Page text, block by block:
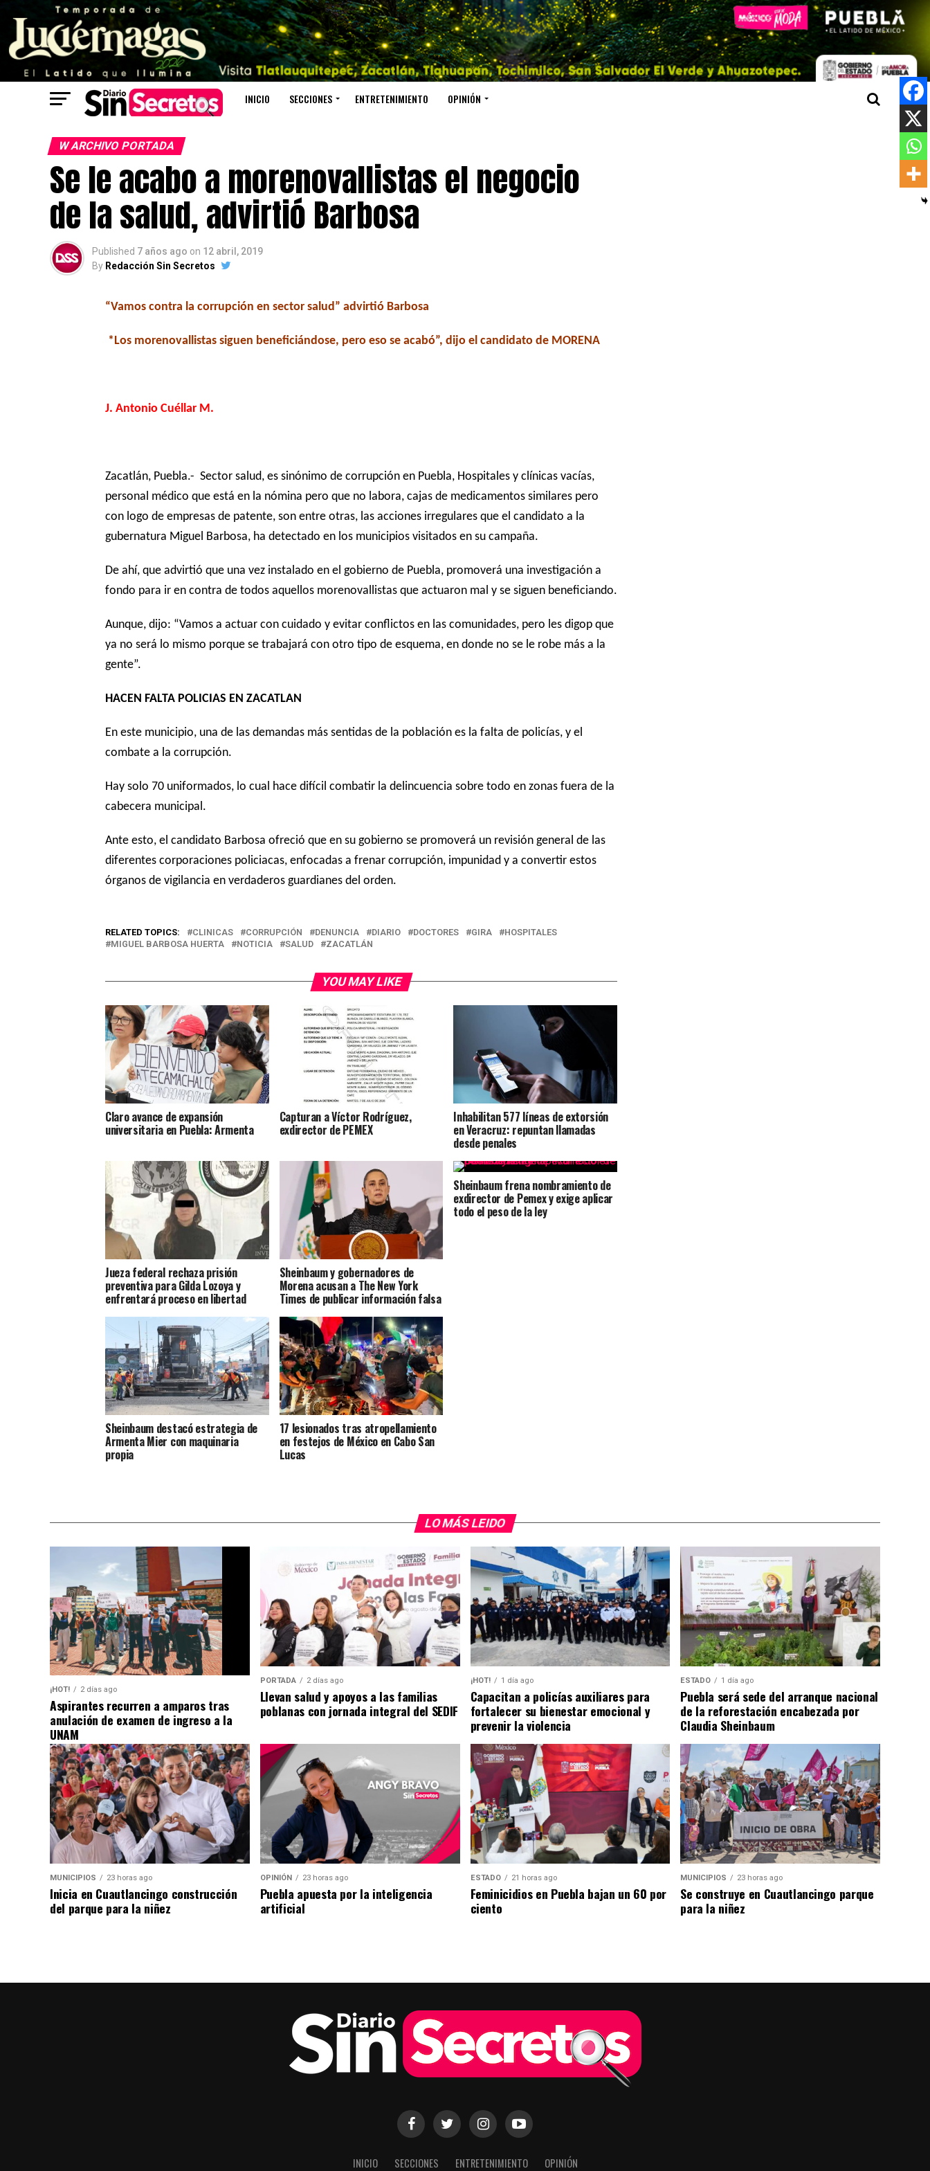
INICIO SECCIONES ENTRETENIMIENTO OPINIÓN
W ARCHIVO PORTADA
Se le acabo a morenovallistas el negocio
de la salud, advirtió Barbosa
Published 7 años ago on 12 abril, 2019
By Redacción Sin Secretos
“Vamos contra la corrupción en sector salud” advirtió Barbosa
*Los morenovallistas siguen beneficiándose, pero eso se acabó”, dijo el candidato de MORENA
J. Antonio Cuéllar M.
Zacatlán, Puebla.- Sector salud, es sinónimo de corrupción en Puebla, Hospitales y clínicas vacías,
personal médico que está en la nómina pero que no labora, cajas de medicamentos similares pero
con logo de empresas de patente, son entre otras, las acciones irregulares que el candidato a la
gubernatura Miguel Barbosa, ha detectado en los municipios visitados en su campaña.
De ahí, que advirtió que una vez instalado en el gobierno de Puebla, promoverá una investigación a
fondo para ir en contra de todos aquellos morenovallistas que actuaron mal y se siguen beneficiando.
Aunque, dijo: “Vamos a actuar con cuidado y evitar conflictos en las comunidades, pero les digop que
ya no será lo mismo porque se trabajará con otro tipo de esquema, en donde no se le robe más a la
gente”.
HACEN FALTA POLICIAS EN ZACATLAN
En este municipio, una de las demandas más sentidas de la población es la falta de policías, y el
combate a la corrupción.
Hay solo 70 uniformados, lo cual hace difícil combatir la delincuencia sobre todo en zonas fuera de la
cabecera municipal.
Ante esto, el candidato Barbosa ofreció que en su gobierno se promoverá un revisión general de las
diferentes corporaciones policiacas, enfocadas a frenar corrupción, impunidad y a convertir estos
órganos de vigilancia en verdaderos guardianes del orden.
RELATED TOPICS: CLINICAS CORRUPCIÓN DENUNCIA DIARIO DOCTORES GIRA
HOSPITALES
MIGUEL BARBOSA HUERTA
NOTICIA SALUD ZACATLÁN
YOU MAY LIKE
Claro avance de expansión
universitaria en Puebla: Armenta
Capturan a Víctor Rodríguez,
exdirector de PEMEX
Inhabilitan 577 líneas de extorsión
en Veracruz: repuntan llamadas
desde penales
Jueza federal rechaza prisión
preventiva para Gilda Lozoya y
enfrentará proceso en libertad
Sheinbaum y gobernadores de
Morena acusan a The New York
Times de publicar información falsa
Sheinbaum frena nombramiento de
exdirector de Pemex y exige aplicar
todo el peso de la ley
Sheinbaum destacó estrategia de
Armenta Mier con maquinaria
propia
17 lesionados tras atropellamiento
en festejos de México en Cabo San
Lucas
LO MÁS LEIDO
¡HOT! 2 días ago
Aspirantes recurren a amparos tras
anulación de examen de ingreso a la
UNAM
PORTADA 2 días ago
Llevan salud y apoyos a las familias
poblanas con jornada integral del SEDIF
¡HOT! 1 día ago
Capacitan a policías auxiliares para
fortalecer su bienestar emocional y
prevenir la violencia
ESTADO 1 día ago
Puebla será sede del arranque nacional
de la reforestación encabezada por
Claudia Sheinbaum
MUNICIPIOS 23 horas ago
Inicia en Cuautlancingo construcción
del parque para la niñez
OPINIÓN 23 horas ago
Puebla apuesta por la inteligencia
artificial
ESTADO 21 horas ago
Feminicidios en Puebla bajan un 60 por
ciento
MUNICIPIOS 23 horas ago
Se construye en Cuautlancingo parque
para la niñez
INICIO SECCIONES ENTRETENIMIENTO OPINIÓN